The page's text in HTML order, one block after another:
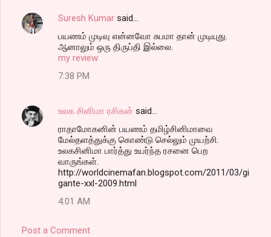
Suresh Kumar said…
பயணம் முடிவு என்னவோ சுபமா தான் முடியுது.
ஆனாலும் ஒரு திருப்தி இல்லை.
my review
7:38 PM
உலக சினிமா ரசிகன் said…
ராதாமோகனின் பயணம் தமிழ்சினிமாவை
மேல்தளத்துக்கு கொண்டு செல்லும் முயற்சி.
உலகசினிமா பார்த்து உயர்ந்த ரசனை பெற
வாருங்கள்.
http://worldcinemafan.blogspot.com/2011/03/gi
gante-xxl-2009.html
4:01 AM
Post a Comment